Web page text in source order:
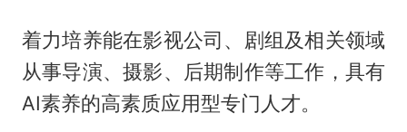
着力培养能在影视公司、剧组及相关领域
从事导演、摄影、后期制作等工作，具有
AI素养的高素质应用型专门人才。